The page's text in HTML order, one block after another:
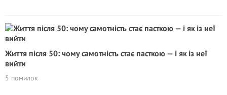
Життя після 50: чому самотність стає пасткою — і як із неї
вийти
5 помилок